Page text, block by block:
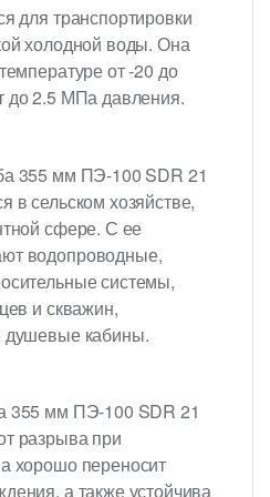
для транспортировки
холодной воды. Она
от -20 до
до 2.5 МПа давления.
355 мм ПЭ-100 SDR 21
в сельском хозяйстве,
сфере. С ее
водопроводные,
системы,
и скважин,
душевые кабины.
355 мм ПЭ-100 SDR 21
разрыва при
хорошо переносит
а также устойчива